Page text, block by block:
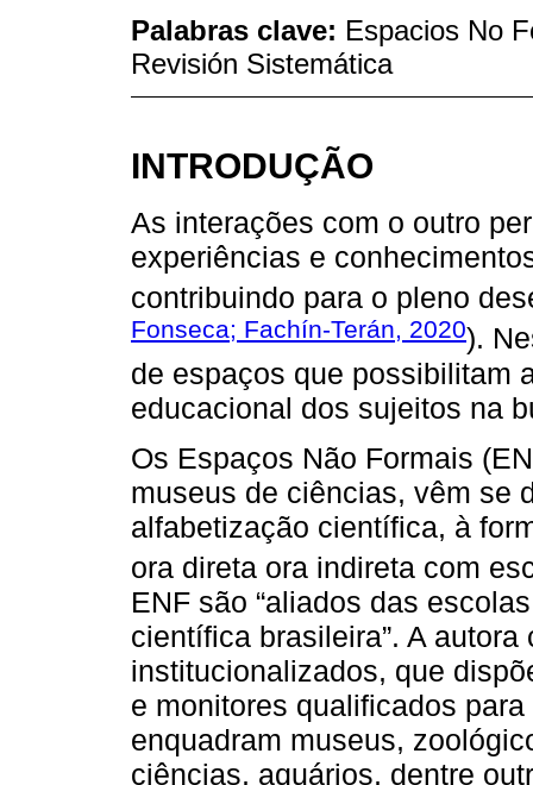
Palabras clave: Espacios No
Revisión Sistemática
INTRODUÇÃO
As interações com o outro
experiências e
contribuindo para o pleno
Fonseca; Fachín-Terán, 2020).
de espaços que possibilitam
educacional dos sujeitos na
Os Espaços Não Formais
museus de ciências, vêm se
alfabetização científica, à
ora direta ora indireta com
ENF são “aliados das
científica brasileira”. A
institucionalizados, que
e monitores qualificados
enquadram museus,
ciências, aquários, dentre